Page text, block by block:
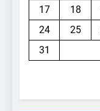
17
18
24
25
31